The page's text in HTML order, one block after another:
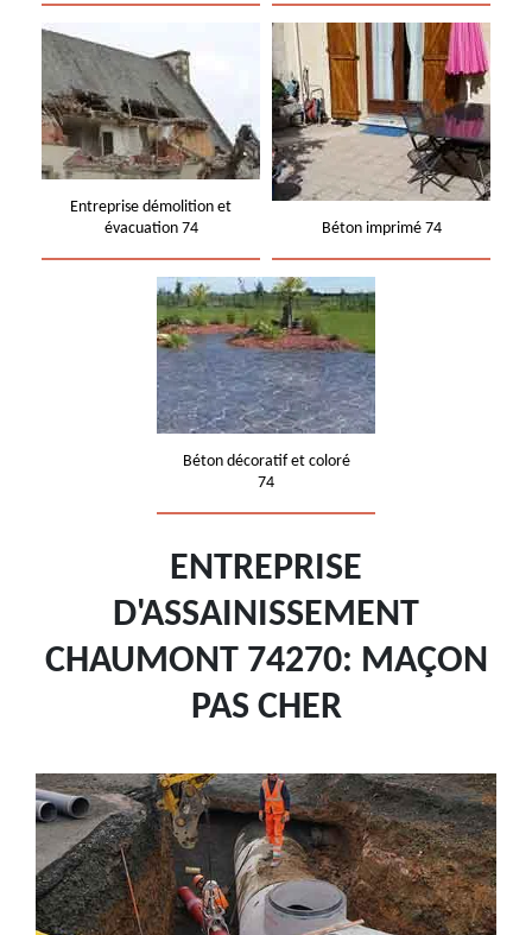
Entreprise démolition et
évacuation 74
Béton imprimé 74
Béton décoratif et coloré
74
ENTREPRISE
D'ASSAINISSEMENT
CHAUMONT 74270: MAÇON
PAS CHER